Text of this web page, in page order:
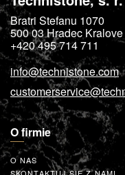
Bratri Stefanu 1070
500 03Hradec Kralove
+420 495 714 711
info@technistone.com
O firmie
O NAS